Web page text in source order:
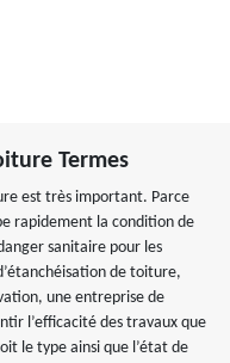
Termes
est très important. Parce
rapidement la condition de
sanitaire pour les
de toiture,
une entreprise de
l’efficacité des travaux que
le type ainsi que l’état de